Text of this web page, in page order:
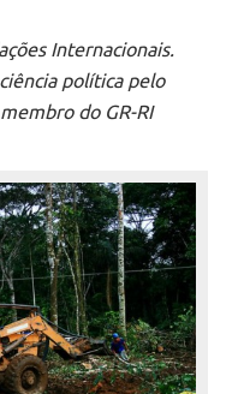
Internacionais.
política pelo
do GR-RI